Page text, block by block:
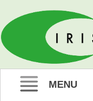
IRIS e. V.
MENU